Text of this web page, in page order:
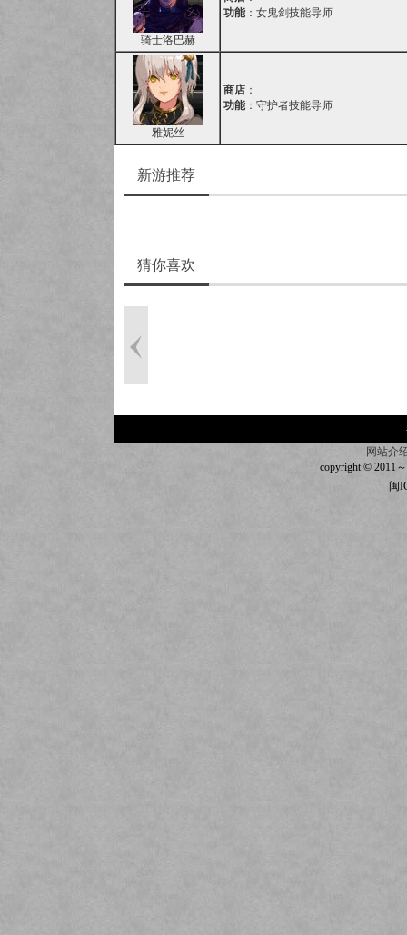
骑士洛巴赫
功能：女鬼剑技能导师
雅妮丝
商店 ：
功能：守护者技能导师
新游推荐
猜你喜欢
网站介
copyright © 2011
闽